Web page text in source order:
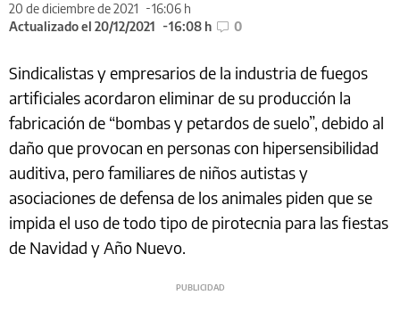
20 de diciembre de 2021
16:06 h
Actualizado el 20/12/2021
16:08 h 0
Sindicalistas y empresarios de la industria de fuegos
artificiales acordaron eliminar de su producción la
fabricación de “bombas y petardos de suelo”, debido al
daño que provocan en personas con hipersensibilidad
auditiva, pero familiares de niños autistas y
asociaciones de defensa de los animales piden que se
impida el uso de todo tipo de pirotecnia para las fiestas
de Navidad y Año Nuevo.